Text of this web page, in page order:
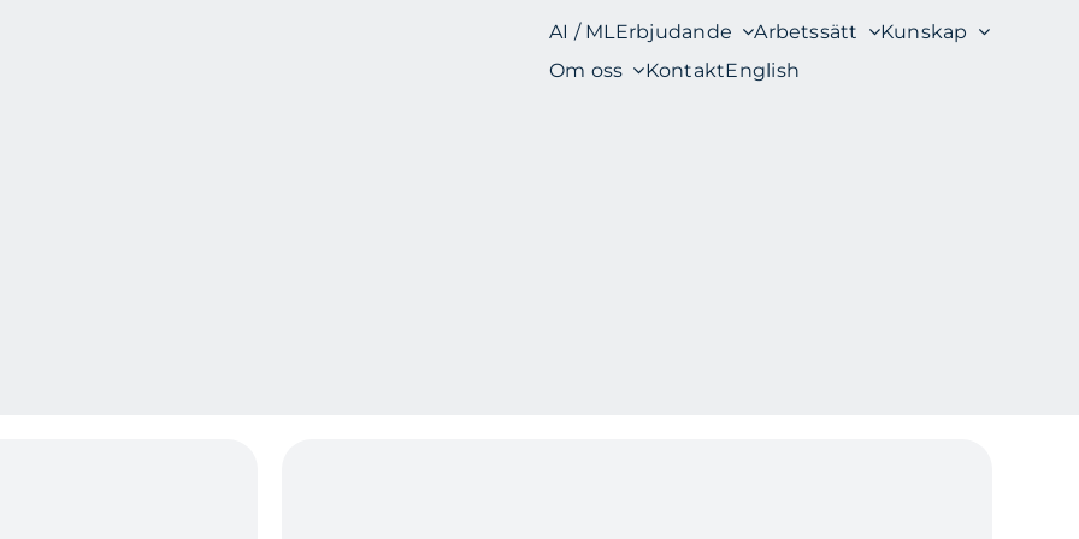
AI / ML Erbjudande Arbetssätt
Kunskap
Om oss
KontaktEnglish